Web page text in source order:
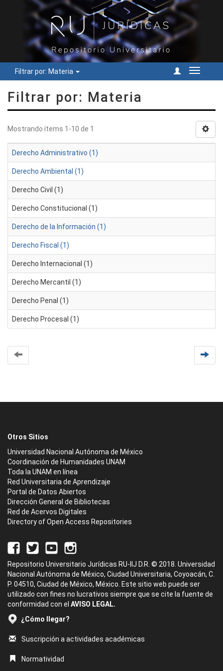
Filtrar por: Materia
Cambiar
Filtrar por: Materia
Mostrando ítems 1-10 de 1
Derecho Administrativo (1)
Derecho Ambiental (1)
Derecho Civil (1)
Derecho Constitucional (1)
Derecho de la Información (1)
Derecho Fiscal (1)
Derecho Internacional (1)
Derecho Mercantil (1)
Derecho Penal (1)
Derecho Procesal (1)
Otros Sitios
Universidad Nacional Autónoma de México
Coordinación de Humanidades UNAM
Toda la UNAM en línea
Red Universitaria de Aprendizaje
Portal de Datos Abiertos
Dirección General de Bibliotecas
Red de Acervos Digitales
Directory of Open Access Repositories
Repositorio Universitario Jurídicas RU-IIJ D.R. © 2018. Universidad
Nacional Autónoma de México, Ciudad Universitaria, Coyoacán, C.
P. 04510, Ciudad de México, México. Este sitio web puede ser
utilizado con fines no lucrativos siempre que se cite la fuente de
conformidad con el AVISO LEGAL.
¿Cómo llegar?
Suscripción a actividades académicas
Normatividad